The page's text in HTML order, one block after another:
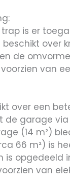
is er
beschikt over
de
van
over een
garage
(14 m²)
66 m²) is
is opgedeeld
van